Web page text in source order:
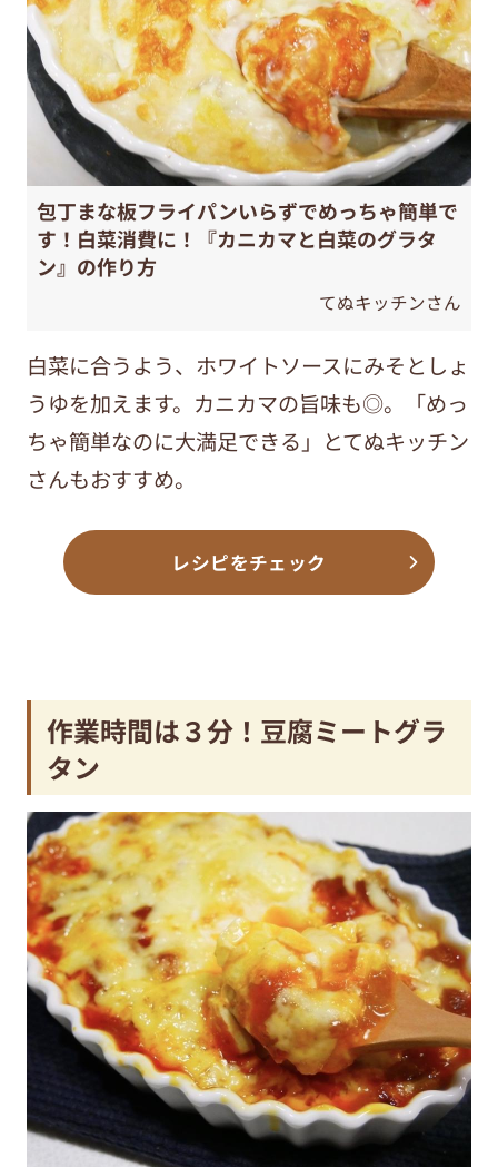
包丁まな板フライパンいらずでめっちゃ簡単で
す！白菜消費に！『カニカマと白菜のグラタ
ン』の作り方
てぬキッチンさん
白菜に合うよう、ホワイトソースにみそとしょ
うゆを加えます。カニカマの旨味も◎。「めっ
ちゃ簡単なのに大満足できる」とてぬキッチン
さんもおすすめ。
レシピをチェック
作業時間は３分！豆腐ミートグラ
タン